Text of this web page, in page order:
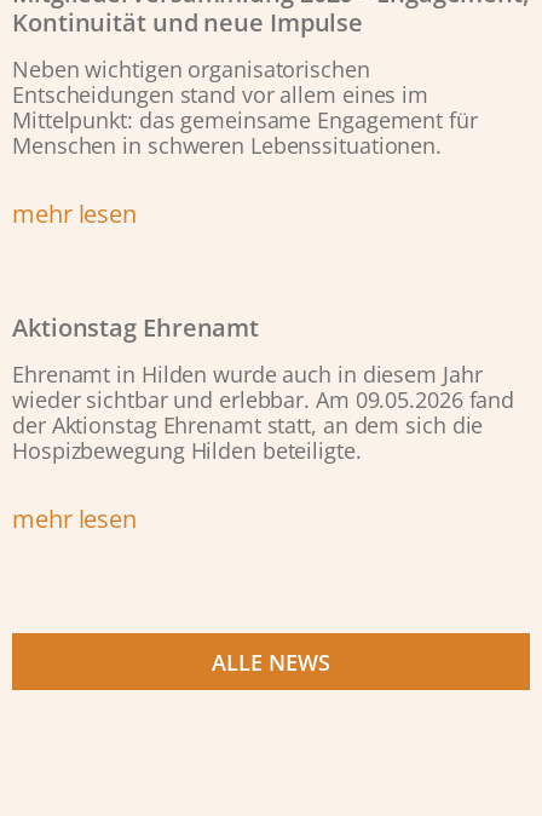
Kontinuität und neue Impulse
Neben wichtigen organisatorischen
Entscheidungen stand vor allem eines im
Mittelpunkt: das gemeinsame Engagement für
Menschen in schweren Lebenssituationen.
mehr lesen
Aktionstag Ehrenamt
Ehrenamt in Hilden wurde auch in diesem Jahr
wieder sichtbar und erlebbar. Am 09.05.2026 fand
der Aktionstag Ehrenamt statt, an dem sich die
Hospizbewegung Hilden beteiligte.
mehr lesen
ALLE NEWS